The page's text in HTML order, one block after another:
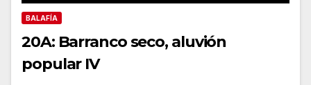
BALAFÍA
20A: Barranco seco, aluvión
popular IV